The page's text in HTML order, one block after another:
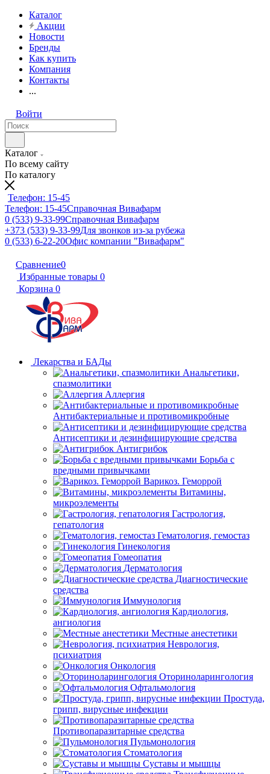
Каталог
Акции
Новости
Бренды
Как купить
Компания
Контакты
...
Войти
Каталог
По всему сайту
По каталогу
Телефон: 15-45
Телефон: 15-45Справочная Вивафарм
0 (533) 9-33-99Справочная Вивафарм
+373 (533) 9-33-99Для звонков из-за рубежа
0 (533) 6-22-20Офис компании "Вивафарм"
Сравнение0
Избранные товары 0
Корзина 0
Лекарства и БАДы
Анальгетики,
спазмолитики
Аллергия
Антибактериальные и противомикробные
Антисептики и дезинфицирующие средства
Антигрибок
Борьба с
вредными привычками
Варикоз. Геморрой
Витамины,
микроэлементы
Гастрология,
гепатология
Гематология, гемостаз
Гинекология
Гомеопатия
Дерматология
Диагностические
средства
Иммунология
Кардиология,
ангиология
Местные анестетики
Неврология,
психиатрия
Онкология
Оториноларингология
Офтальмология
Простуда,
грипп, вирусные инфекции
Противопаразитарные средства
Пульмонология
Стоматология
Суставы и мышцы